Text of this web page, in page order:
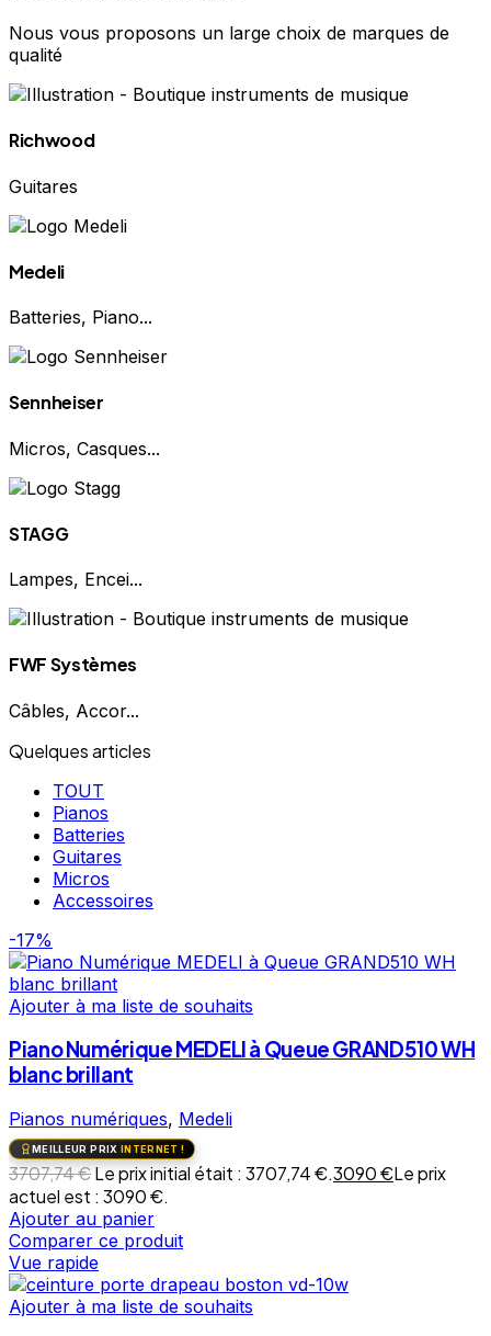
Nous vous proposons un large choix de marques de
qualité
Richwood
Guitares
Medeli
Batteries, Piano...
Sennheiser
Micros, Casques...
STAGG
Lampes, Encei...
FWF Systèmes
Câbles, Accor...
Quelques articles
TOUT
Pianos
Batteries
Guitares
Micros
Accessoires
-17%
Ajouter à ma liste de souhaits
Piano Numérique MEDELI à Queue GRAND510 WH
blanc brillant
Pianos numériques, Medeli
MEILLEUR PRIX INTERNET !
3707,74€Le prix initial était : 3707,74 €.3090€Le prix
actuel est : 3090 €.
Ajouter au panier
Comparer ce produit
Vue rapide
Ajouter à ma liste de souhaits